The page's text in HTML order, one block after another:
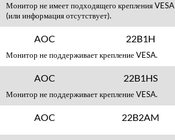
Монитор не имеет подходящего крепления VESA
(или информация отсутствует).
AOC 22B1H
Монитор не поддерживает крепление VESA.
AOC 22B1HS
Монитор не поддерживает крепление VESA.
AOC 22B2AM